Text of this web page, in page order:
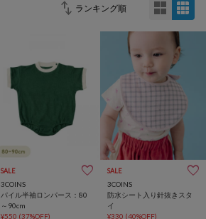
SALE
3COINS
パイル半袖ロンパース：80
～90cm
¥550 (37%OFF)
SALE
3COINS
防水シート入り針抜きスタ
イ
¥330 (40%OFF)